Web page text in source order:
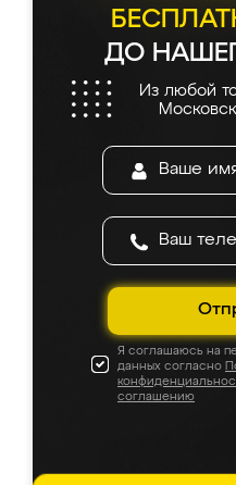
ДО
Из любой
Я соглашаюсь на
данных согласно
соглашению